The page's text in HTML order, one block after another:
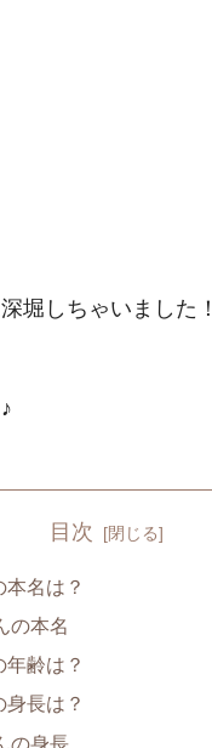
堀しちゃいました！
目次
名は？
の本名
齢は？
長は？
の身長